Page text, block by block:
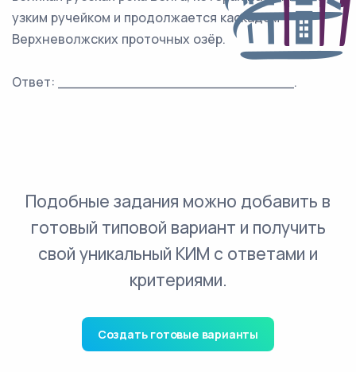
узким ручейком и продолжается каскадом
Верхневолжских проточных озёр.
Ответ: ___________________________.
Подобные задания можно добавить в
готовый типовой вариант и получить
свой уникальный КИМ с ответами и
критериями.
Создать готовые варианты